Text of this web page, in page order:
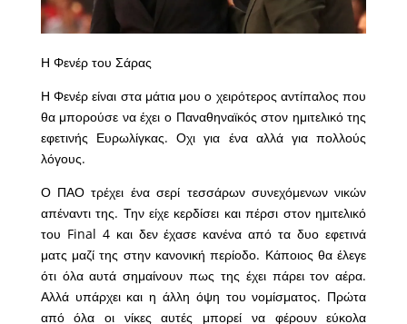
Η Φενέρ του Σάρας
Η Φενέρ είναι στα μάτια μου ο χειρότερος αντίπαλος που
θα μπορούσε να έχει ο Παναθηναϊκός στον ημιτελικό της
εφετινής Ευρωλίγκας. Οχι για ένα αλλά για πολλούς
λόγους.
Ο ΠΑΟ τρέχει ένα σερί τεσσάρων συνεχόμενων νικών
απέναντι της. Την είχε κερδίσει και πέρσι στον ημιτελικό
του Final 4 και δεν έχασε κανένα από τα δυο εφετινά
ματς μαζί της στην κανονική περίοδο. Κάποιος θα έλεγε
ότι όλα αυτά σημαίνουν πως της έχει πάρει τον αέρα.
Αλλά υπάρχει και η άλλη όψη του νομίσματος. Πρώτα
από όλα οι νίκες αυτές μπορεί να φέρουν εύκολα